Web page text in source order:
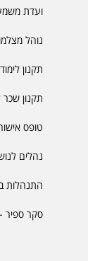
ועדת
נוהל
תקנון
תקנון שכר
טופס
נהלים
התנהלות
סקר ספיר